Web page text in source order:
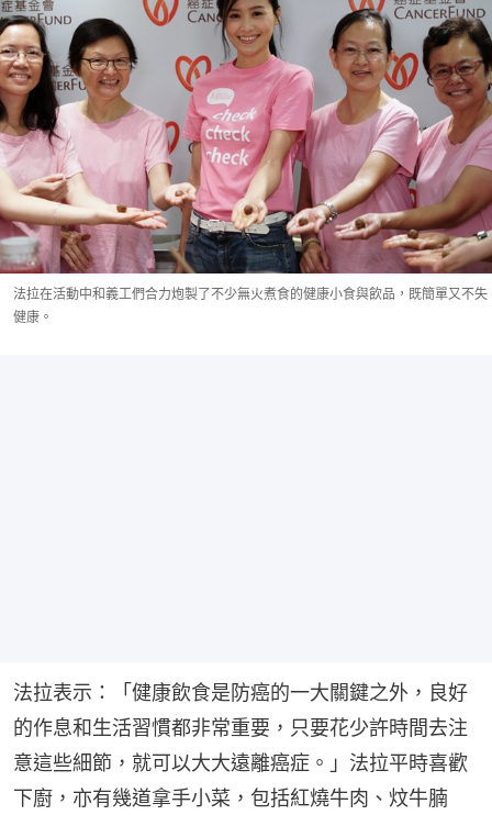
法拉在活動中和義工們合力炮製了不少無火煮食的健康小食與飲品，既簡單又不失
健康。
法拉表示：「健康飲食是防癌的一大關鍵之外，良好
的作息和生活習慣都非常重要，只要花少許時間去注
意這些細節，就可以大大遠離癌症。」法拉平時喜歡
下廚，亦有幾道拿手小菜，包括紅燒牛肉、炆牛腩